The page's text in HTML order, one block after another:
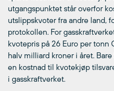
utgangspunktet står overfor
utslippskvoter fra andre land,
protokollen. For
kvotepris på 26 Euro per tonn
halv milliard kroner i året.
en kostnad til kvotekjøp
i gasskraftverket.